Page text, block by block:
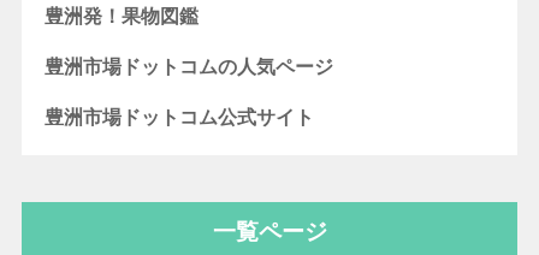
豊洲発！果物図鑑
豊洲市場ドットコムの人気ページ
豊洲市場ドットコム公式サイト
一覧ページ